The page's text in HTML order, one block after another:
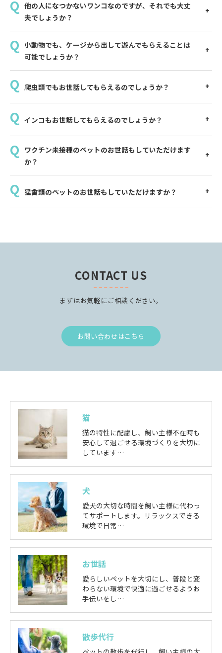
他の人になつかないワンコなのですが、それでも大丈
夫でしょうか？
小動物でも、ケージから出して遊んでもらえることは
可能でしょうか？
爬虫類でもお世話してもらえるのでしょうか？
インコもお世話してもらえるのでしょうか？
ワクチン未接種のペットのお世話もしていただけます
か？
猛禽類のペットのお世話もしていただけますか？
CONTACT US
まずはお気軽にご相談ください。
お問い合わせはこちら
猫
猫の特性に配慮し、飼い主様不在時も
安心して過ごせる環境づくりを大切に
しています…
犬
愛犬の大切な時間を飼い主様に代わっ
てサポートします。リラックスできる
環境で日常…
お世話
愛らしいペットを大切にし、普段と変
わらない環境で快適に過ごせるようお
手伝いをし…
散歩代行